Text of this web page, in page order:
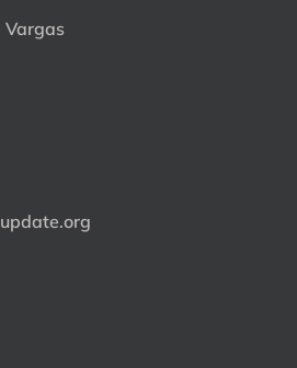
Vargas